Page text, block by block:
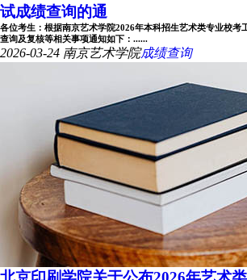
试成绩查询的通
各位考生：根据南京艺术学院2026年本科招生艺术类专业校考
查询及复核等相关事项通知如下：......
2026-03-24 南京艺术学院成绩查询